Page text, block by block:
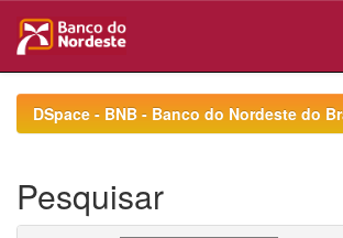
navigationDSpace - BNB - Banco do Nordeste do
Pesquisar